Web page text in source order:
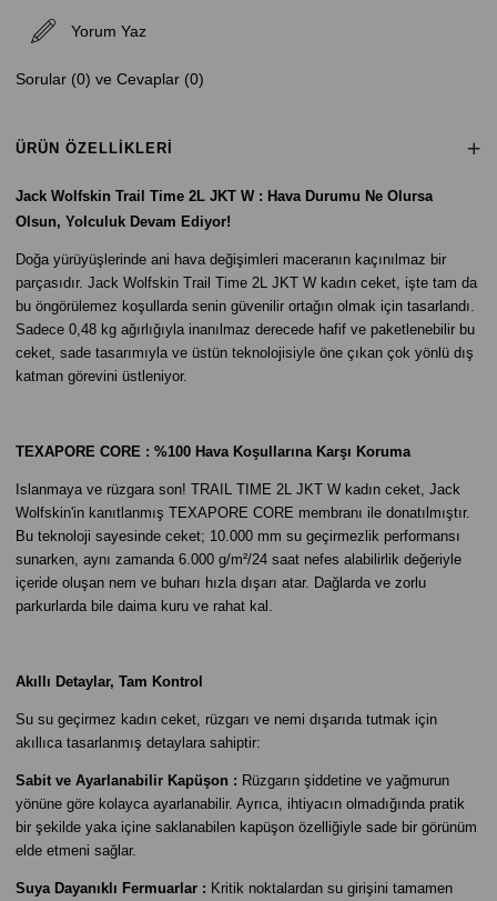
Yorum Yaz
Sorular (0) ve Cevaplar (0)
ÜRÜN ÖZELLIKLERI
Jack Wolfskin Trail Time 2L JKT W : Hava Durumu Ne Olursa
Olsun, Yolculuk Devam Ediyor!
Doğa yürüyüşlerinde ani hava değişimleri maceranın kaçınılmaz bir
parçasıdır. Jack Wolfskin Trail Time 2L JKT W kadın ceket, işte tam da
bu öngörülemez koşullarda senin güvenilir ortağın olmak için tasarlandı.
Sadece 0,48 kg ağırlığıyla inanılmaz derecede hafif ve paketlenebilir bu
ceket, sade tasarımıyla ve üstün teknolojisiyle öne çıkan çok yönlü dış
katman görevini üstleniyor.
TEXAPORE CORE : %100 Hava Koşullarına Karşı Koruma
Islanmaya ve rüzgara son! TRAIL TIME 2L JKT W kadın ceket, Jack
Wolfskin'in kanıtlanmış TEXAPORE CORE membranı ile donatılmıştır.
Bu teknoloji sayesinde ceket; 10.000 mm su geçirmezlik performansı
sunarken, aynı zamanda 6.000 g/m²/24 saat nefes alabilirlik değeriyle
içeride oluşan nem ve buharı hızla dışarı atar. Dağlarda ve zorlu
parkurlarda bile daima kuru ve rahat kal.
Akıllı Detaylar, Tam Kontrol
Su su geçirmez kadın ceket, rüzgarı ve nemi dışarıda tutmak için
akıllıca tasarlanmış detaylara sahiptir:
Sabit ve Ayarlanabilir Kapüşon : Rüzgarın şiddetine ve yağmurun
yönüne göre kolayca ayarlanabilir. Ayrıca, ihtiyacın olmadığında pratik
bir şekilde yaka içine saklanabilen kapüşon özelliğiyle sade bir görünüm
elde etmeni sağlar.
Suya Dayanıklı Fermuarlar : Kritik noktalardan su girişini tamamen